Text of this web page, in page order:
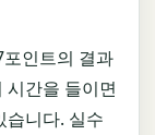
인트의 결과
시간을 들이면
습니다. 실수